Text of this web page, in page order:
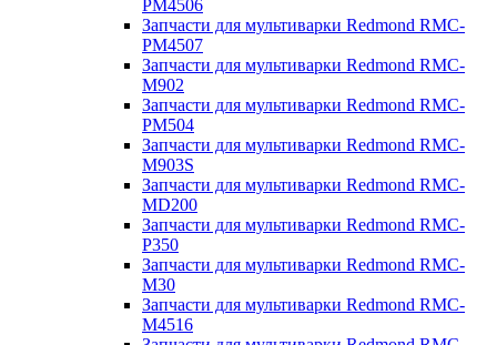
PM4506
Запчасти для мультиварки Redmond RMC-
PM4507
Запчасти для мультиварки Redmond RMC-
M902
Запчасти для мультиварки Redmond RMC-
PM504
Запчасти для мультиварки Redmond RMC-
M903S
Запчасти для мультиварки Redmond RMC-
MD200
Запчасти для мультиварки Redmond RMC-
P350
Запчасти для мультиварки Redmond RMC-
M30
Запчасти для мультиварки Redmond RMC-
M4516